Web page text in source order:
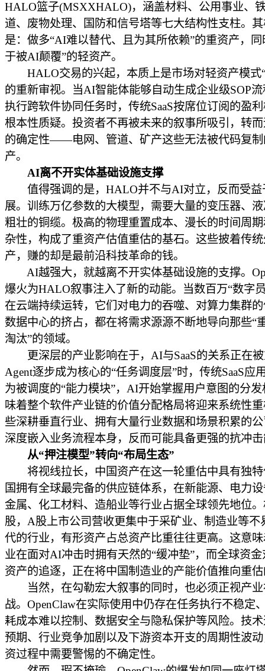
HALO篮子(MSXXHALO)，涵盖材料、公用事业、
道、废物处理、国防和信号塔等七大结构性支柱。
是：做多“AI难以替代、且为其所依赖”的重资产，同
于被AI颠覆”的轻资产。
HALO交易的兴起，本质上是市场对轻资产模式
的重新审视。当AI智能体能够自动生成企业级SOP
执行跨软件协同任务时，传统SaaS按席位订阅的盈
根本性质疑。投资者不再被未来的叙事所吸引，转
的确定性——电网、管道、矿产这些无法被代码复制
产。
AI离不开实体基础设施支撑
值得强调的是，HALO并不与AI对立，反而受益
展。训练万亿参数的大模型，需要大量的变压器、
粗壮的铜缆。极高的物理重置成本、漫长的时间周
杂性，构成了重资产估值重估的基石。这些披着传
产，赚的却是最前沿科技革命的钱。
AI越强大，就越离不开实体基础设施的支撑。
爆火为HALO叙事注入了新的动能。当数百万“数字
在云端持续运转，它们对电力的吞噬、对算力集群
数据中心的挤占，都在将需求源源不断地导向那些“
淘汰”的领域。
更深层的产业影响在于，AI与SaaS的关系正在被
Agent逐步成为核心的“任务调度层”时，传统SaaS应
为被调度的“能力模块”，AI开始掌握用户意图的分
味着整个软件产业链的价值分配格局将迎来系统性
些深耕垂直行业、拥有大量行业数据和场景积累的
深度嵌入业务流程本身，反而可能具备更强的抗冲
从“押注模型”转向“布局生态”
将视线拉长，中国资产在这一轮重估中具有独特
国拥有全球最完备的供应链体系，在新能源、电力
金属、化工材料、造船业等行业占据全球领先地位
股，A股上市公司营收更集中于采矿业、制造业等不
代的行业，有形资产占总资产比重往往更高。这意
业在面对AI冲击时拥有天然的“缓冲垫”，而全球资
资产的追逐，正在将中国制造业的产能价值推向重
当然，在勾勒宏大叙事的同时，也必须正视产业
战。OpenClaw在实际使用中仍存在任务执行不稳定
耗成本难以控制、数据安全与隐私保护等风险。技
预期、行业竞争加剧以及下游资本开支的周期性波
资过程中需要警惕的不确定性。